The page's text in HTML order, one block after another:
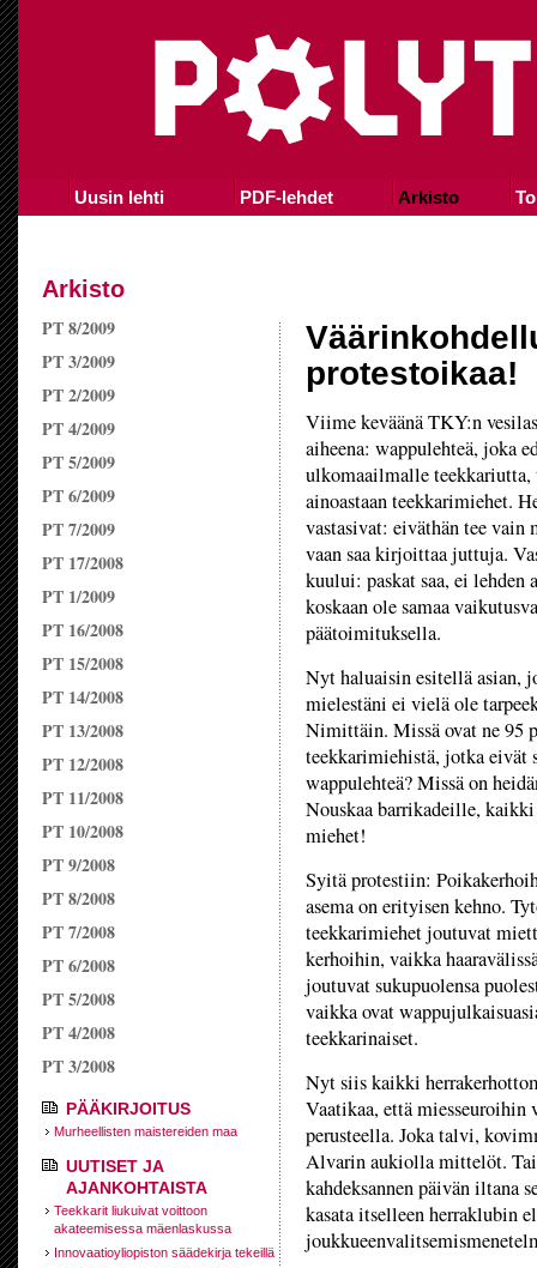
Uusin lehti PDF-lehdet Arkisto
Arkisto
PT 8/2009
PT 3/2009
PT 2/2009
PT 4/2009
PT 5/2009
PT 6/2009
PT 7/2009
PT 17/2008
PT 1/2009
PT 16/2008
PT 15/2008
PT 14/2008
PT 13/2008
PT 12/2008
PT 11/2008
PT 10/2008
PT 9/2008
PT 8/2008
PT 7/2008
PT 6/2008
PT 5/2008
PT 4/2008
PT 3/2008
PÄÄKIRJOITUS
Murheellisten maistereiden maa
UUTISET JA
AJANKOHTAISTA
Teekkarit liukuivat voittoon
akateemisessa mäenlaskussa
Innovaatioyliopiston säädekirja tekeillä
protestoikaa!
Viime keväänä TKY:n
aiheena: wappulehteä, joka
ulkomaailmalle teekkariutta,
ainoastaan teekkarimiehet.
vastasivat: eiväthän tee vain
vaan saa kirjoittaa juttuja.
kuului: paskat saa, ei lehden
koskaan ole samaa
päätoimituksella.
Nyt haluaisin esitellä asian,
mielestäni ei vielä ole
Nimittäin. Missä ovat ne 95
teekkarimiehistä, jotka eivät
wappulehteä? Missä on
Nouskaa barrikadeille,
miehet!
Syitä protestiin:
asema on erityisen kehno.
teekkarimiehet joutuvat
kerhoihin, vaikka
joutuvat sukupuolensa
vaikka ovat
teekkarinaiset.
Nyt siis kaikki
Vaatikaa, että miesseuroihin
perusteella. Joka talvi,
Alvarin aukiolla mittelöt.
kahdeksannen päivän iltana
kasata itselleen herraklubin